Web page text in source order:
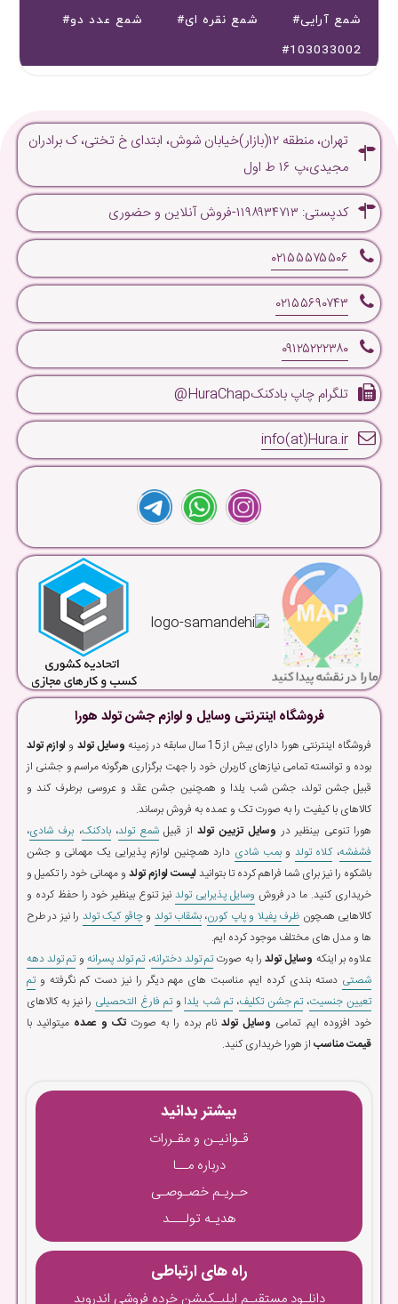
#شمع آرایی
#شمع نقره ای
#شمع عدد دو
#103033002
تهران، منطقه ۱۲(بازار)خیابان شوش، ابتدای خ تختی، ک برادران
مجیدی،پ ۱۶ ط اول
کدپستی: ۱۱۹۸۹۳۴۷۱۳-فروش آنلاین و حضوری
۰۲۱۵۵۵۷۵۵۰۶
۰۲۱۵۵۶۹۰۷۴۳
۰۹۱۲۵۲۲۲۳۸۰
تلگرام چاپ بادکنکHuraChap@
info(at)Hura.ir
فروشگاه اینترنتی وسایل و لوازم جشن تولد هورا
فروشگاه اینترنتی هورا دارای بیش از 15 سال سابقه در زمینه وسایل تولد و لوازم تولد
بوده و توانسته تمامی نیازهای کاربران خود را جهت برگزاری هرگونه مراسم و جشنی از
قبیل جشن تولد، جشن شب یلدا و همچنین جشن عقد و عروسی برطرف کند و
کالاهای با کیفیت را به صورت تک و عمده به فروش برساند.
هورا تنوعی بینظیر در وسایل تزیین تولداز قبیلشمع تولد،بادکنک، برف شادی،
فشفشه،کلاه تولد وبمب شادی دارد همچنین لوازم پذیرایی یک مهمانی و جشن
باشکوه را نیز برای شما فراهم کرده تا بتوانیدلیست لوازم تولد و مهمانی خود را تکمیل و
خریداری کنید. ما در فروش وسایل پذیرایی تولد نیز تنوع بینظیر خود را حفظ کرده و
کالاهایی همچون ظرف پفیلا و پاپ کورن،بشقاب تولد وچاقو کیک تولد را نیز در طرح
ها و مدل های مختلف موجود کرده ایم.
علاوه بر اینکه وسایل تولدرا به صورتتم تولد دخترانه،تم تولد پسرانه وتم تولد دهه
شصتی دسته بندی کرده ایم، مناسبت های مهم دیگر را نیز دست کم نگرفته وتم
تعیین جنسیت،تم جشن تکلیف،تم شب یلدا وتم فارغ التحصیلی را نیز به کالاهای
خود افزوده ایم. تمامی وسایل تولد نام برده را به صورت تک و عمده میتوانید با
قیمت مناسب از هورا خریداری کنید.
بیشتر بدانید
قـوانیـن و مقـررات
درباره مــا
حـریـم خصـوصـی
هدیـه تولـــد
راه های ارتباطی
دانلـود مستقیـم اپلیـکیشن خرده فروشی اندروید